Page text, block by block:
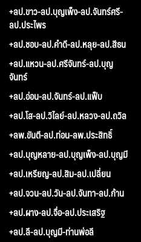
+ลป.ขาว-ลป.บุญเพ็ง-ลป.จันทร์ศรี-
ลป.ประไพร
+ลป.ชอบ-ลป.คำดี-ลป.หลุย-ลป.สีธน
+ลป.แหวน-ลป.ศรีจันทร์-ลป.บุญ
จันทร์
+ลป.อ่อน-ลป.จันทร์-ลป.แฟ็บ
+ลป.โส-ลป.วิไลย์-ลป.หลวง-ลป.ถวิล
+ลพ.ขันตี-ลป.ท่อน-ลพ.ประสิทธิ์
+ลป.บุญหลาย-ลป.บุญเพ็ง-ลป.บุญมี
+ลป.เหรียญ-ลป.สิม-ลป.เปลี่ยน
+ลป.จวน-ลป.วัน-ลป.จันทา-ลป.ก้าน
+ลป.ผาง-ลป.จื่อ-ลป.ประเสริฐ
+ลป.ลี-ลป.บุญมี-ท่านพ่อลี